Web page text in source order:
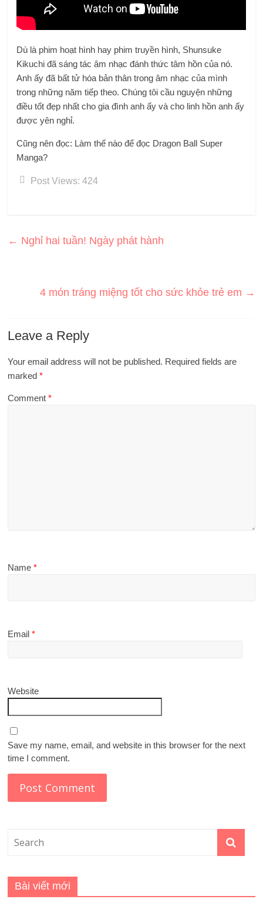
Dù là phim hoạt hình hay phim truyền hình, Shunsuke
Kikuchi đã sáng tác âm nhạc đánh thức tâm hồn của nó.
Anh ấy đã bất tử hóa bản thân trong âm nhạc của mình
trong những năm tiếp theo. Chúng tôi cầu nguyện những
điều tốt đẹp nhất cho gia đình anh ấy và cho linh hồn anh ấy
được yên nghỉ.
Cũng nên đọc: Làm thế nào để đọc Dragon Ball Super
Manga?
Post Views: 424
← Nghỉ hai tuần! Ngày phát hành
4 món tráng miệng tốt cho sức khỏe trẻ em →
Leave a Reply
Your email address will not be published. Required fields are
marked*
Comment*
Name*
Email*
Website
Save my name, email, and website in this browser for the next
time I comment.
Bài viết mới